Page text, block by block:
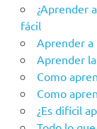
¿Aprender
fácil
Aprender a
Aprender
Como
Como
¿Es difícil